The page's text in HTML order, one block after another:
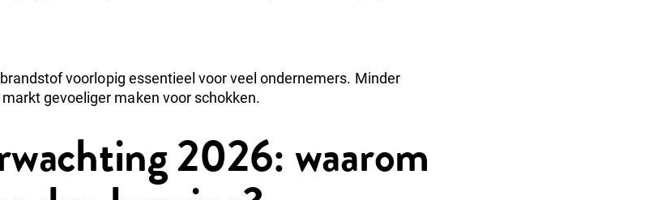
voorlopig essentieel voor veel ondernemers. Minder
gevoeliger maken voor schokken.
2026: waarom